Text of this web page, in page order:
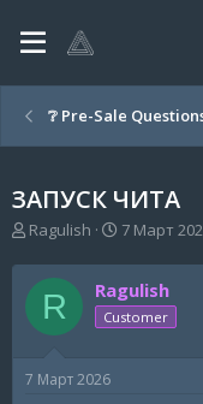
❔ Pre-Sale
ЗАПУСК ЧИТА
А
т
о
р
м
Ragulish
Д
т
а
н
7 Март
R Ragulish
Customer
7 Март 2026